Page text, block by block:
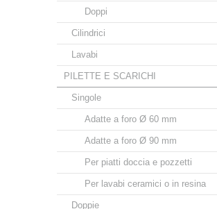
Doppi
Cilindrici
Lavabi
PILETTE E SCARICHI
Singole
Adatte a foro Ø 60 mm
Adatte a foro Ø 90 mm
Per piatti doccia e pozzetti
Per lavabi ceramici o in resina
Doppie